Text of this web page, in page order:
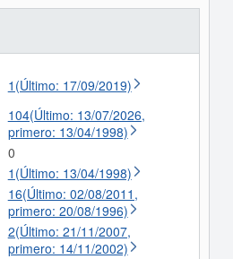
1(Último: 17/09/2019)
104(Último: 13/07/2026,
primero: 13/04/1998)
0
1(Último: 13/04/1998)
16(Último: 02/08/2011,
primero: 20/08/1996)
2(Último: 21/11/2007,
primero: 14/11/2002)